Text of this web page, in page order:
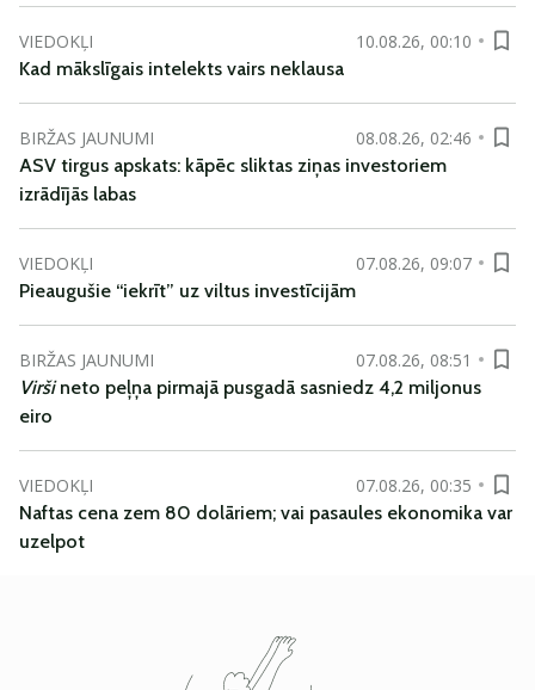
VIEDOKĻI
10.08.26, 00:10
Kad mākslīgais intelekts vairs neklausa
BIRŽAS JAUNUMI
08.08.26, 02:46
ASV tirgus apskats: kāpēc sliktas ziņas investoriem
izrādījās labas
VIEDOKĻI
07.08.26, 09:07
Pieaugušie “iekrīt” uz viltus investīcijām
BIRŽAS JAUNUMI
07.08.26, 08:51
Viršineto peļņa pirmajā pusgadā sasniedz 4,2 miljonus
eiro
VIEDOKĻI
07.08.26, 00:35
Naftas cena zem 80 dolāriem; vai pasaules ekonomika var
uzelpot